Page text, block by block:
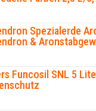
Spezialerde
&
Funcosil SNL 5